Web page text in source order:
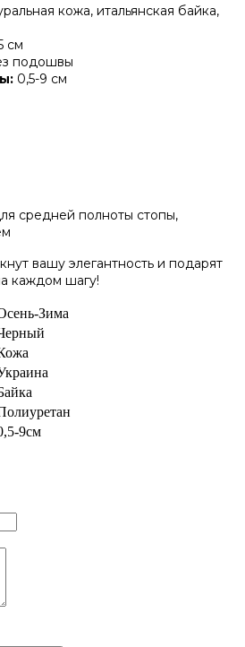
кожа, итальянская байка,
см
подошвы
0,5-9 см
средней полноты стопы,
вашу элегантность и подарят
каждом шагу!
Зима
9см